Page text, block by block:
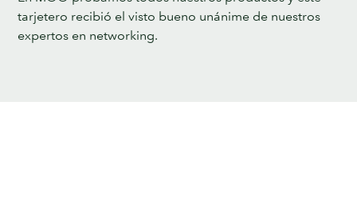
tarjetero recibió el visto bueno unánime de nuestros
expertos en networking.